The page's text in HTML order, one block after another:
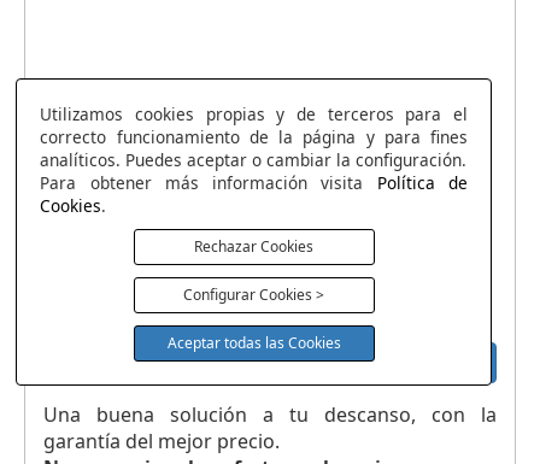
215.00€
Una buena solución a tu descanso, con la
garantía del mejor precio.
Utilizamos cookies propias y de terceros para el
correcto funcionamiento de la página y para fines
analíticos. Puedes aceptar o cambiar la configuración.
Para obtener más información visita Política de
Cookies.
Rechazar Cookies
Configurar Cookies >
Aceptar todas las Cookies